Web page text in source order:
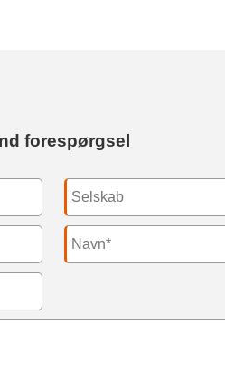
forespørgsel